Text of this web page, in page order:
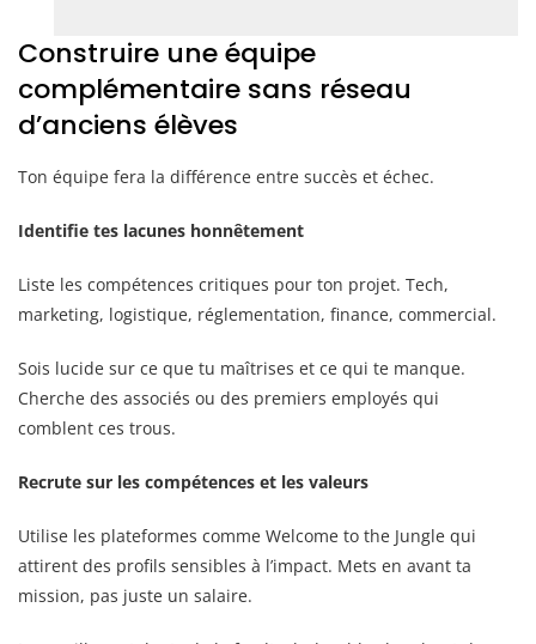
Construire une équipe
complémentaire sans réseau
d’anciens élèves
Ton équipe fera la différence entre succès et échec.
Identifie tes lacunes honnêtement
Liste les compétences critiques pour ton projet. Tech,
marketing, logistique, réglementation, finance, commercial.
Sois lucide sur ce que tu maîtrises et ce qui te manque.
Cherche des associés ou des premiers employés qui
comblent ces trous.
Recrute sur les compétences et les valeurs
Utilise les plateformes comme Welcome to the Jungle qui
attirent des profils sensibles à l’impact. Mets en avant ta
mission, pas juste un salaire.